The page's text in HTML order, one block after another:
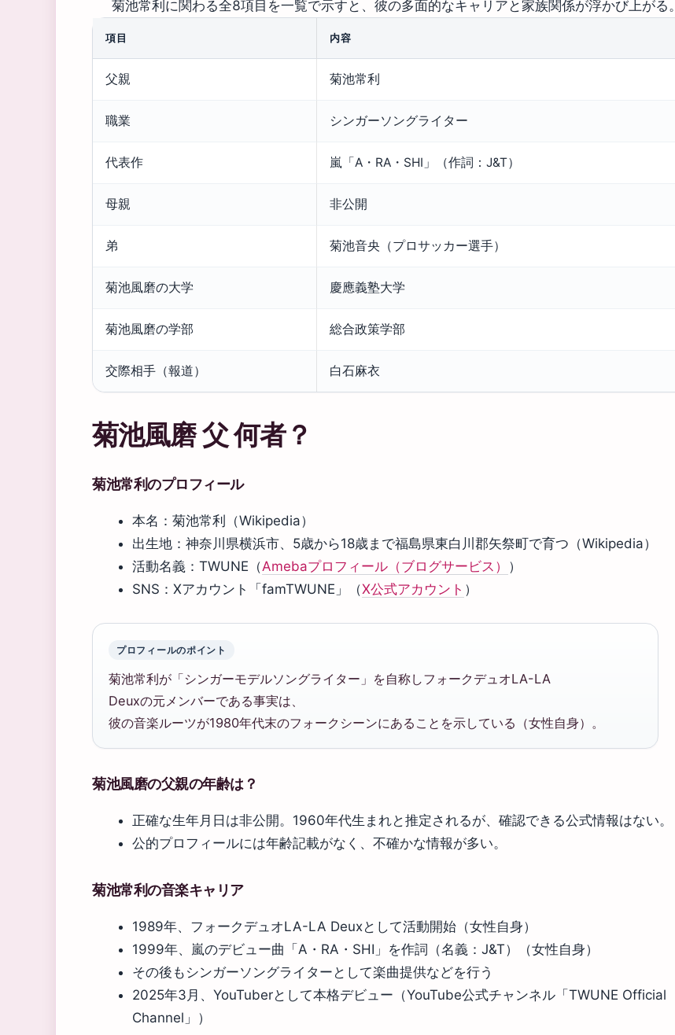
菊池常利に関わる全8項目を一覧で示すと、彼の多面的なキャリアと家族関係が浮かび上がる。
項目 内容
父親 菊池常利
職業 シンガーソングライター
代表作 嵐「A・RA・SHI」（作詞：J&T）
母親 非公開
弟 菊池音央（プロサッカー選手）
菊池風磨の大学 慶應義塾大学
菊池風磨の学部 総合政策学部
交際相手（報道） 白石麻衣
菊池風磨 父 何者？
菊池常利のプロフィール
本名：菊池常利（Wikipedia）
出生地：神奈川県横浜市、5歳から18歳まで福島県東白川郡矢祭町で育つ（Wikipedia）
活動名義：TWUNE（Amebaプロフィール（ブログサービス） ）
SNS：Xアカウント「famTWUNE」（X公式アカウント ）
プロフィールのポイント
菊池常利が「シンガーモデルソングライター」を自称しフォークデュオLA-LA
Deuxの元メンバーである事実は、
彼の音楽ルーツが1980年代末のフォークシーンにあることを示している（女性自身）。
菊池風磨の父親の年齢は？
正確な生年月日は非公開。1960年代生まれと推定されるが、確認できる公式情報はない。
公的プロフィールには年齢記載がなく、不確かな情報が多い。
菊池常利の音楽キャリア
1989年、フォークデュオLA-LA Deuxとして活動開始（女性自身）
1999年、嵐のデビュー曲「A・RA・SHI」を作詞（名義：J&T）（女性自身）
その後もシンガーソングライターとして楽曲提供などを行う
2025年3月、YouTuberとして本格デビュー（YouTube公式チャンネル「TWUNE Official
Channel」）